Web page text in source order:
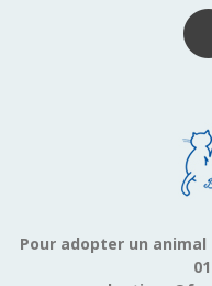
Pour adopter un